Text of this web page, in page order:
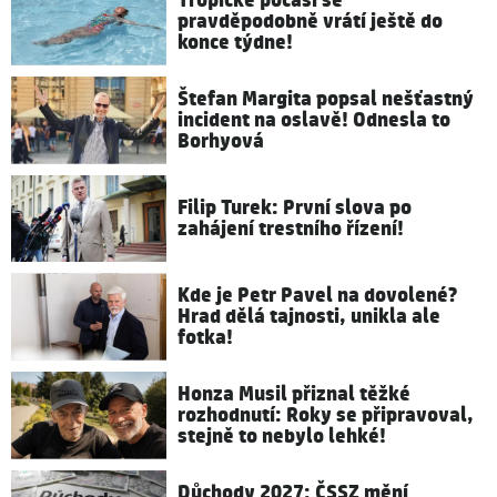
pravděpodobně vrátí ještě do
konce týdne!
Štefan Margita popsal nešťastný
incident na oslavě! Odnesla to
Borhyová
Filip Turek: První slova po
zahájení trestního řízení!
Kde je Petr Pavel na dovolené?
Hrad dělá tajnosti, unikla ale
fotka!
Honza Musil přiznal těžké
rozhodnutí: Roky se připravoval,
stejně to nebylo lehké!